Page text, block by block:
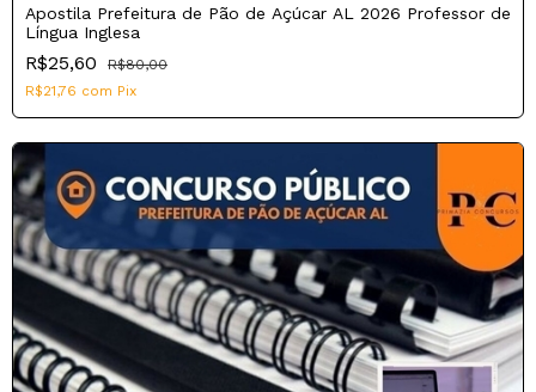
Apostila Prefeitura de Pão de Açúcar AL 2026 Professor de
Língua Inglesa
R$25,60
R$80,00
R$21,76 com Pix